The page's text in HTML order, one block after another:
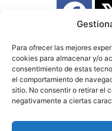
Para ofrecer las mejores
cookies para almacenar y/o
consentimiento de estas
el comportamiento de
sitio. No consentir o retirar el
negativamente a ciertas